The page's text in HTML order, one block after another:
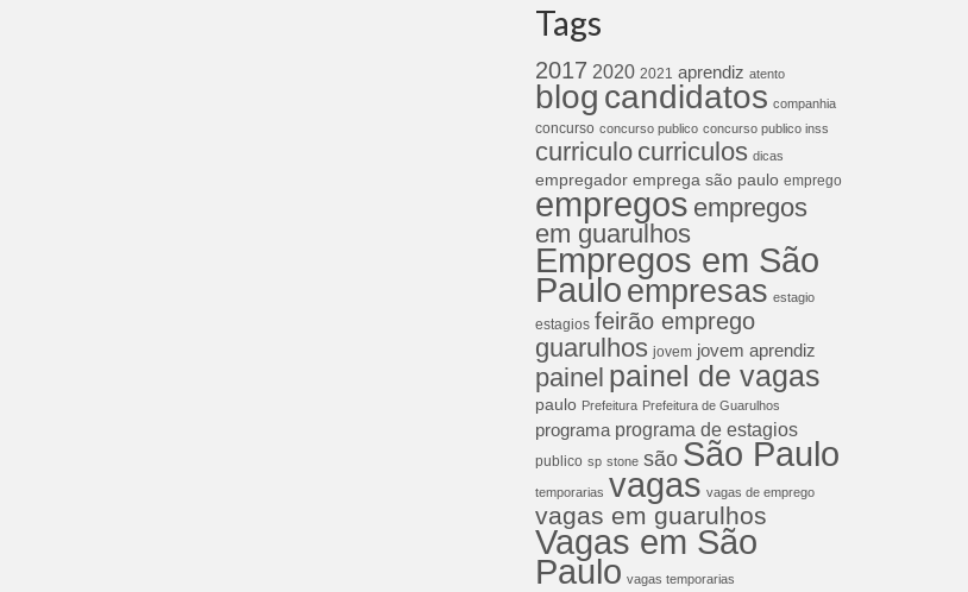
Tags
2017 2020 2021 aprendiz atento
blog candidatos companhia
concurso concurso publico concurso publico inss
curriculo curriculos dicas
empregador emprega são paulo emprego
empregos empregos
em guarulhos
Empregos em São
Pauloempresas estagio
estagios feirão emprego
guarulhos jovem jovem aprendiz
painel painel de vagas
paulo Prefeitura Prefeitura de Guarulhos
programa programa de estagios
publico sp stone são São Paulo
temporarias vagas vagas de emprego
vagas em guarulhos
Vagas em São
Paulo vagas temporarias